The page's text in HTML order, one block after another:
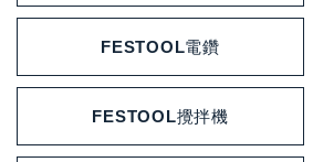
FESTOOL電鑽
FESTOOL攪拌機